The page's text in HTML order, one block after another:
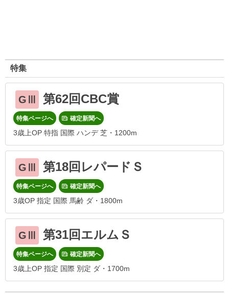
特集
GⅢ 第62回CBC賞
特集ページへ 確定新聞へ
3歳上OP 特指 国際 ハンデ 芝・1200m
GⅢ 第18回レパードＳ
特集ページへ 確定新聞へ
3歳OP 指定 国際 馬齢 ダ・1800m
GⅢ 第31回エルムＳ
特集ページへ 確定新聞へ
3歳上OP 指定 国際 別定 ダ・1700m